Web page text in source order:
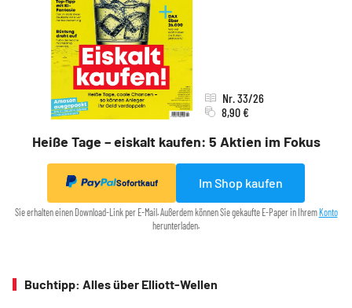
Heiße Tage – eiskalt kaufen: 5 Aktien im Fokus
Nr. 33/26
8,90 €
Sofortkauf Im Shop kaufen
Sie erhalten einen Download-Link per E-Mail. Außerdem können Sie gekaufte E-Paper in IhremKonto
herunterladen.
Buchtipp: Alles über Elliott-Wellen